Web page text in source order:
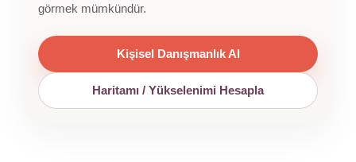
görmek mümkündür.
Kişisel Danışmanlık Al
Haritamı / Yükselenimi Hesapla